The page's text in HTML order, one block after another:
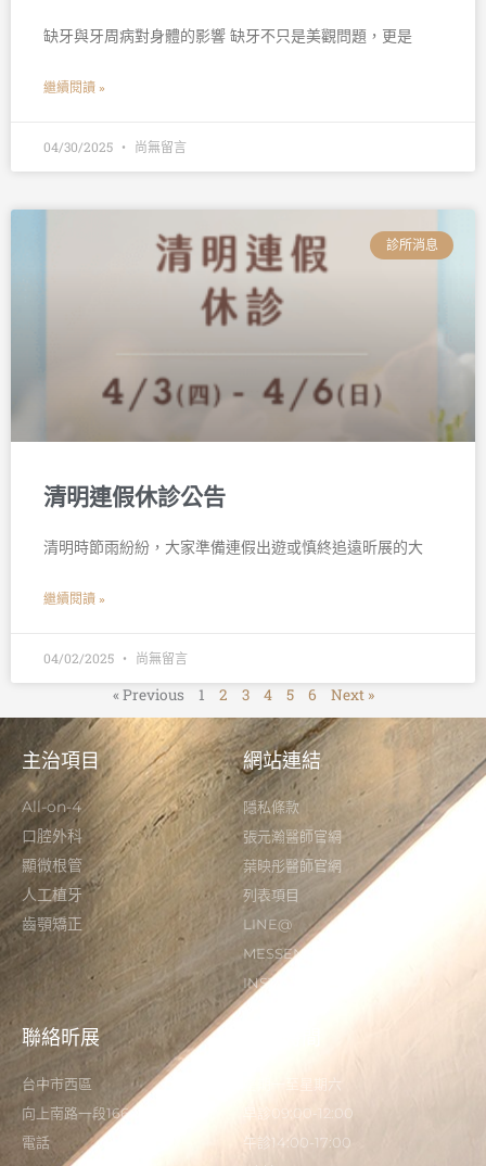
缺牙與牙周病對身體的影響 缺牙不只是美觀問題，更是
繼續閱讀 »
04/30/2025 尚無留言
診所消息
清明連假休診公告
清明時節雨紛紛，大家準備連假出遊或慎終追遠昕展的大
繼續閱讀 »
04/02/2025 尚無留言
« Previous 1 2 3 4 5 6 Next »
主治項目
All-on-4
口腔外科
顯微根管
人工植牙
齒顎矯正
網站連結
隱私條款
張元瀚醫師官網
葉映彤醫師官網
列表項目
LINE@
MESSENGER
INSTAGRAM
聯絡昕展
台中市西區
向上南路一段166-5號
電話
星期一至星期六
早診09:00-12:00
午診14:00-17:00